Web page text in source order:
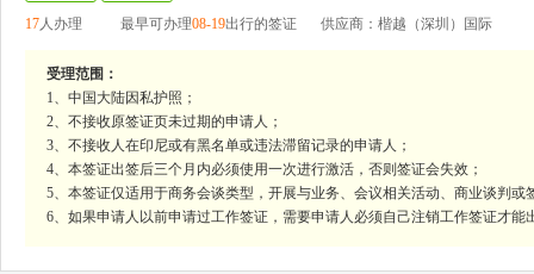
17人办理 最早可办理08-19出行的签证 供应商：楷越（深圳）国际
受理范围：
1、中国大陆因私护照；
2、不接收原签证页未过期的申请人；
3、不接收人在印尼或有黑名单或违法滞留记录的申请人；
4、本签证出签后三个月内必须使用一次进行激活，否则签证会失效；
5、本签证仅适用于商务会谈类型，开展与业务、会议相关活动、商业谈判
6、如果申请人以前申请过工作签证，需要申请人必须自己注销工作签证才能